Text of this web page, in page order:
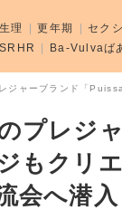
ジャーブランド「
プレジ
もクリ
会へ潜入
生理 更年期 セク
SRHR
Ba-Vulvaば